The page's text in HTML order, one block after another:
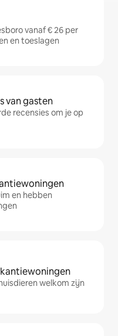
vanaf € 26 per
en toeslagen
van gasten
recensies om je op
en hebben
welkom zijn